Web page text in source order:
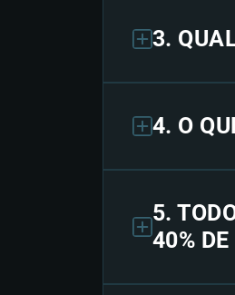
3.
4. O
5.
40%